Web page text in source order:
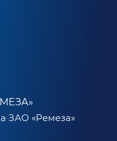
ЗАО «Ремеза»